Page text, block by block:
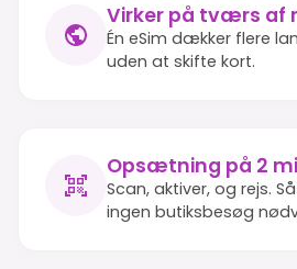
Virker på tværs af
Én eSim dækker flere
uden at skifte kort.
Opsætning på 2
Scan, aktiver, og rejs.
ingen butiksbesøg